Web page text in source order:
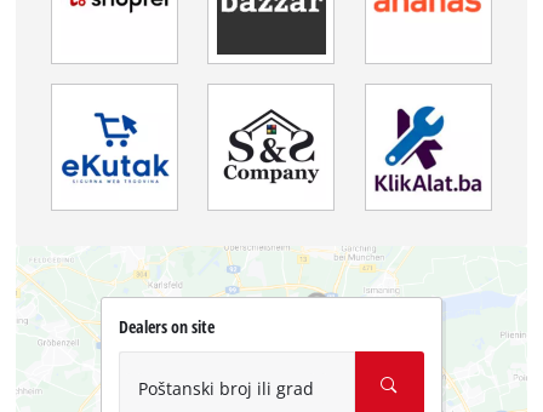
Dealers on site
Poštanski broj ili grad